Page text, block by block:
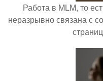
Работа в MLM, то
неразрывно связана с